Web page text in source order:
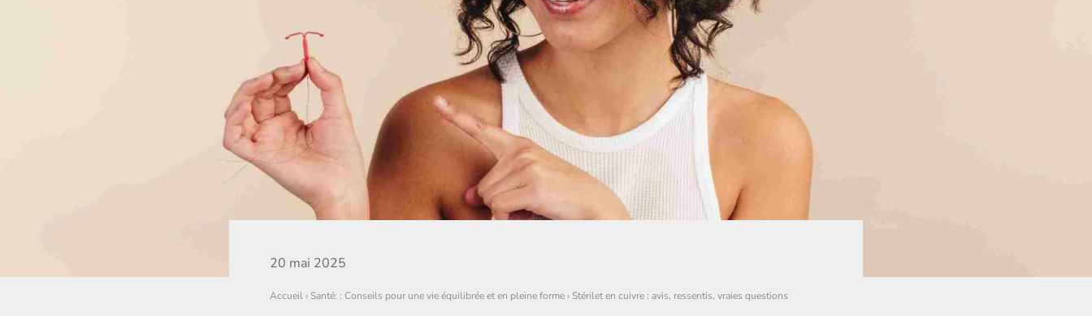
20 mai 2025
Accueil› Santé: : Conseils pour une vie équilibrée et en pleine forme› Stérilet en cuivre : avis, ressentis, vraies questions